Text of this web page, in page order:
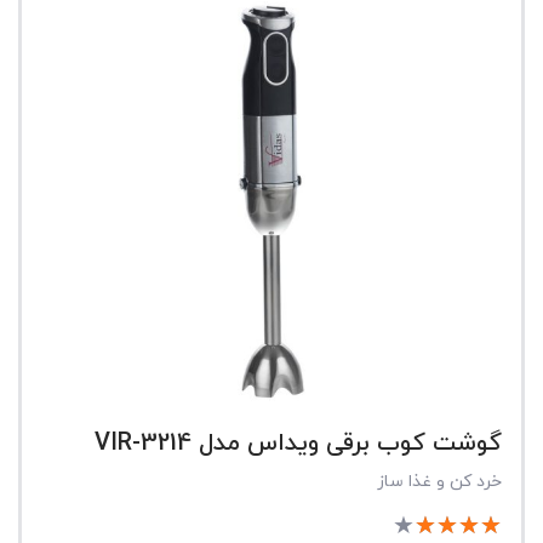
گوشت کوب برقی ویداس مدل VIR-3214
خرد کن و غذا ساز
★
★
★
★
★